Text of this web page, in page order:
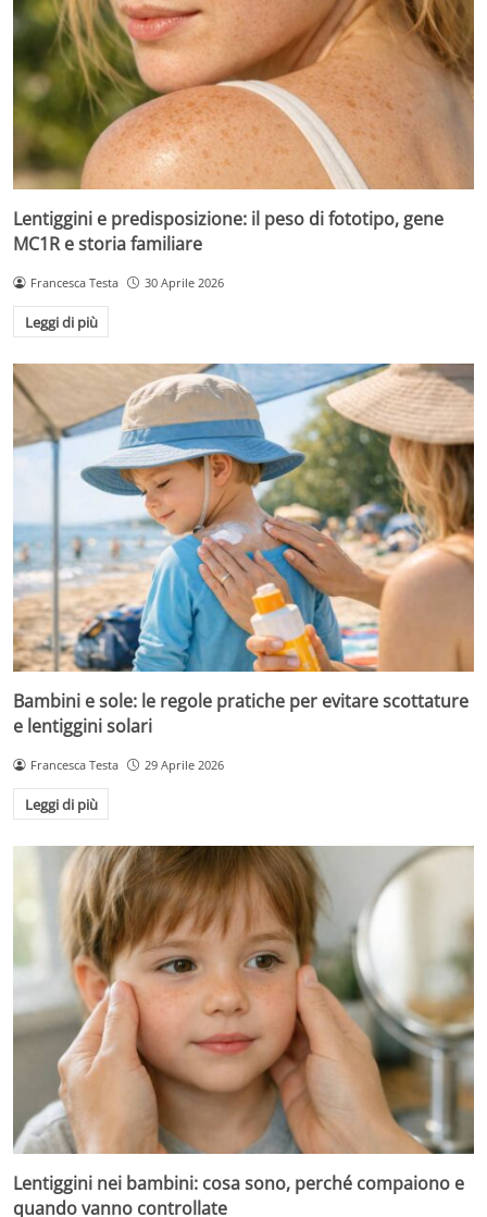
Lentiggini e predisposizione: il peso di fototipo, gene
MC1R e storia familiare
Francesca Testa 30 Aprile 2026
Leggi di più
Bambini e sole: le regole pratiche per evitare scottature
e lentiggini solari
Francesca Testa 29 Aprile 2026
Leggi di più
Lentiggini nei bambini: cosa sono, perché compaiono e
quando vanno controllate